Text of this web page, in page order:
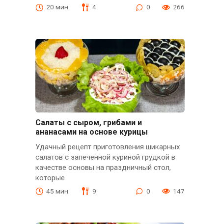
20 мин. 4 0 266
Салаты с сыром, грибами и
ананасами на основе курицы
Удачный рецепт приготовления шикарных
салатов с запеченной куриной грудкой в
качестве основы на праздничный стол,
которые
45 мин. 9 0 147